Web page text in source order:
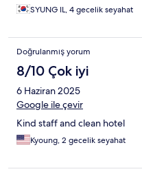
SYUNG IL, 4 gecelik seyahat
Doğrulanmış yorum
8/10 Çok iyi
6 Haziran 2025
Google ile çevir
Kind staff and clean hotel
Kyoung, 2 gecelik seyahat